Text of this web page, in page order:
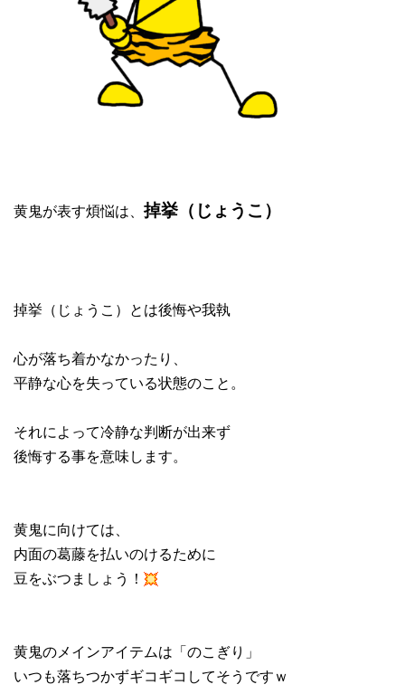
黄鬼が表す煩悩は、 掉挙（じょうこ）
掉挙（じょうこ）とは後悔や我執
心が落ち着かなかったり、
平静な心を失っている状態のこと。
それによって冷静な判断が出来ず
後悔する事を意味します。
黄鬼に向けては、
内面の葛藤を払いのけるために
豆をぶつましょう！
黄鬼のメインアイテムは「のこぎり」
いつも落ちつかずギコギコしてそうですｗ